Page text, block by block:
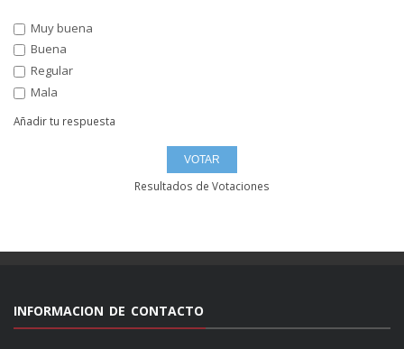
Muy buena
Buena
Regular
Mala
Añadir tu respuesta
Resultados de Votaciones
INFORMACION DE CONTACTO